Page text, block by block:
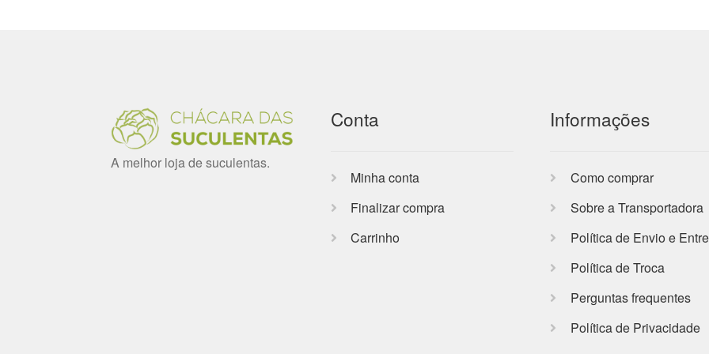
A melhor loja de suculentas.
Conta
Minha conta
Finalizar compra
Carrinho
Informações
Como comprar
Sobre a Transportadora
Política de Envio e
Política de Troca
Perguntas frequentes
Política de Privacidade